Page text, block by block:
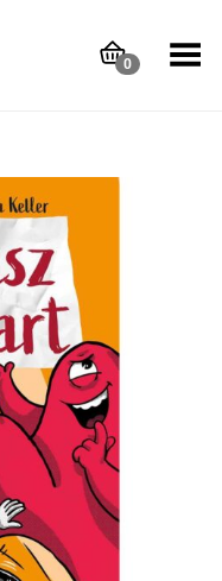
0
Toggle Menu